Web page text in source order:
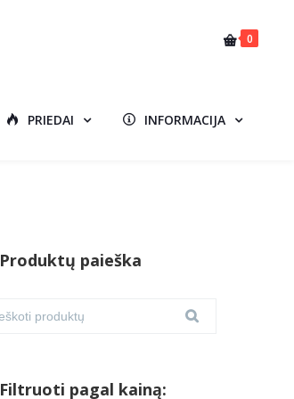
0
PRIEDAI INFORMACIJA
Produktų paieška
Filtruoti pagal kainą: